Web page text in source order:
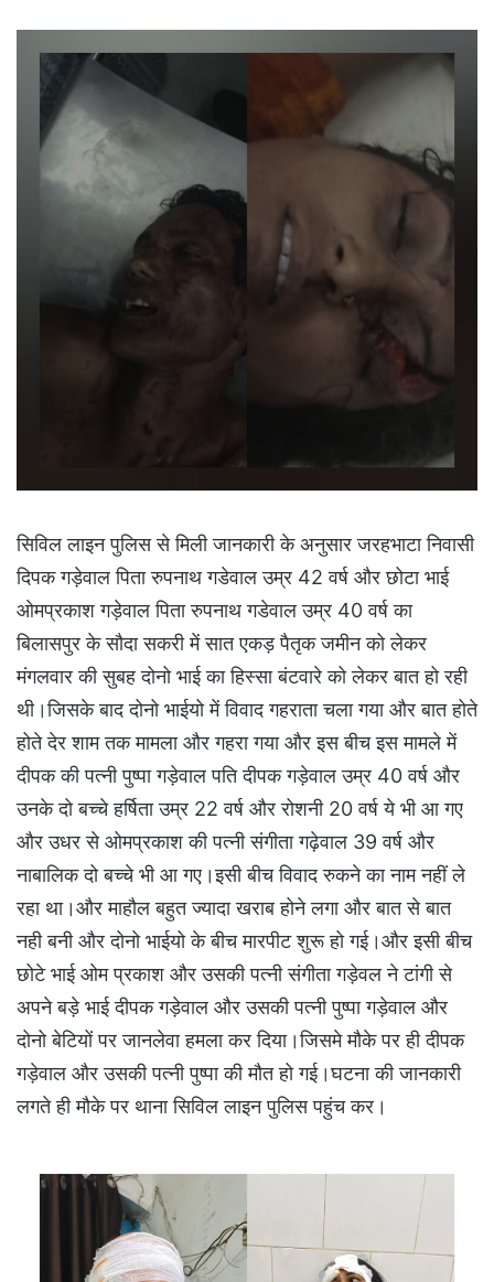
सिविल लाइन पुलिस से मिली जानकारी के अनुसार जरहभाटा निवासी
दिपक गड़ेवाल पिता रुपनाथ गडेवाल उम्र 42 वर्ष और छोटा भाई
ओमप्रकाश गड़ेवाल पिता रुपनाथ गडेवाल उम्र 40 वर्ष का
बिलासपुर के सौदा सकरी में सात एकड़ पैतृक जमीन को लेकर
मंगलवार की सुबह दोनो भाई का हिस्सा बंटवारे को लेकर बात हो रही
थी।जिसके बाद दोनो भाईयो में विवाद गहराता चला गया और बात होते
होते देर शाम तक मामला और गहरा गया और इस बीच इस मामले में
दीपक की पत्नी पुष्पा गड़ेवाल पति दीपक गड़ेवाल उम्र 40 वर्ष और
उनके दो बच्चे हर्षिता उम्र 22 वर्ष और रोशनी 20 वर्ष ये भी आ गए
और उधर से ओमप्रकाश की पत्नी संगीता गढ़ेवाल 39 वर्ष और
नाबालिक दो बच्चे भी आ गए।इसी बीच विवाद रुकने का नाम नहीं ले
रहा था।और माहौल बहुत ज्यादा खराब होने लगा और बात से बात
नही बनी और दोनो भाईयो के बीच मारपीट शुरू हो गई।और इसी बीच
छोटे भाई ओम प्रकाश और उसकी पत्नी संगीता गड़ेवल ने टांगी से
अपने बड़े भाई दीपक गड़ेवाल और उसकी पत्नी पुष्पा गड़ेवाल और
दोनो बेटियों पर जानलेवा हमला कर दिया।जिसमे मौके पर ही दीपक
गड़ेवाल और उसकी पत्नी पुष्पा की मौत हो गई।घटना की जानकारी
लगते ही मौके पर थाना सिविल लाइन पुलिस पहुंच कर।